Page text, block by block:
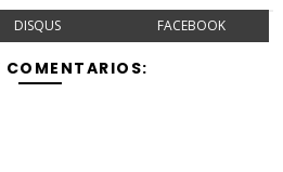
DISQUS FACEBOOK
COMENTARIOS: